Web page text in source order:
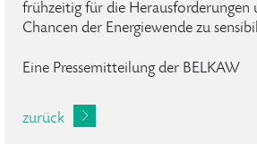
frühzeitig für die Herausforderungen
Chancen der Energiewende zu
Eine Pressemitteilung der BELKAW
zurück